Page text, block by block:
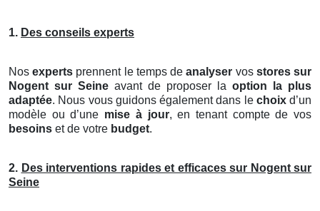
1. Des conseils experts
Nosexperts prennent le temps deanalyser vos stores sur
Nogent sur Seine avant de proposer la option la plus
adaptée. Nous vous guidons également dans le choixd’un
modèle ou d’une mise à jour, en tenant compte de vos
besoins et de votre budget.
2. Des interventions rapides et efficaces sur Nogent sur
Seine